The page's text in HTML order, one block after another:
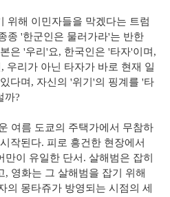
위해 이민자들을 막겠다는 트럼
종 '한군인은 물러가라'는 반한
은 '우리'요, 한국인은 '타자'이며,
우리가 아닌 타자가 바로 현재 일
다며, 자신의 '위기'의 핑계를 '타
까?
여름 도쿄의 주택가에서 무참하
작된다. 피로 흥건한 현장에서
이 유일한 단서. 살해범은 잡히
, 영화는 그 살해범을 잡기 위해
의 몽타쥬가 방영되는 시점의 세